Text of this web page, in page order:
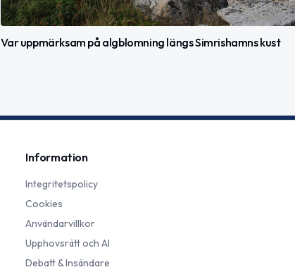
Var uppmärksam på algblomning längs Simrishamns kust
Information
Integritetspolicy
Cookies
Användarvillkor
Upphovsrätt och AI
Debatt & Insändare